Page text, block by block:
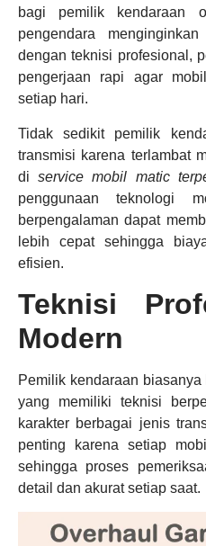
bagi pemilik kendaraan
pengendara
dengan teknisi profesional,
pengerjaan rapi agar
setiap hari.
Tidak sedikit pemilik
transmisi karena terlambat
diservice mobil matic
penggunaan teknologi
berpengalaman dapat
lebih cepat sehingga
efisien.
Teknisi
Modern
Pemilik kendaraan
yang memiliki teknisi
karakter berbagai jenis
penting karena setiap
sehingga proses
detail dan akurat setiap saat.